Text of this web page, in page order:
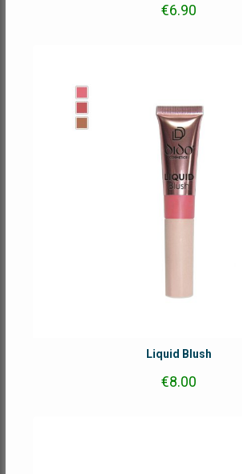
€6.90
Liquid Blush
€8.00